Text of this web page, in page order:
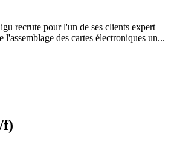
recrute pour l'un de ses clients expert
l'assemblage des cartes électroniques un...
f)